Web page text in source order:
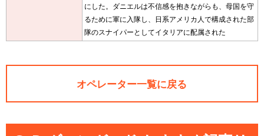
にした。ダニエルは不信感を抱きながらも、母国を守
るために軍に入隊し、日系アメリカ人で構成された部
隊のスナイパーとしてイタリアに配属された
オペレーター一覧に戻る